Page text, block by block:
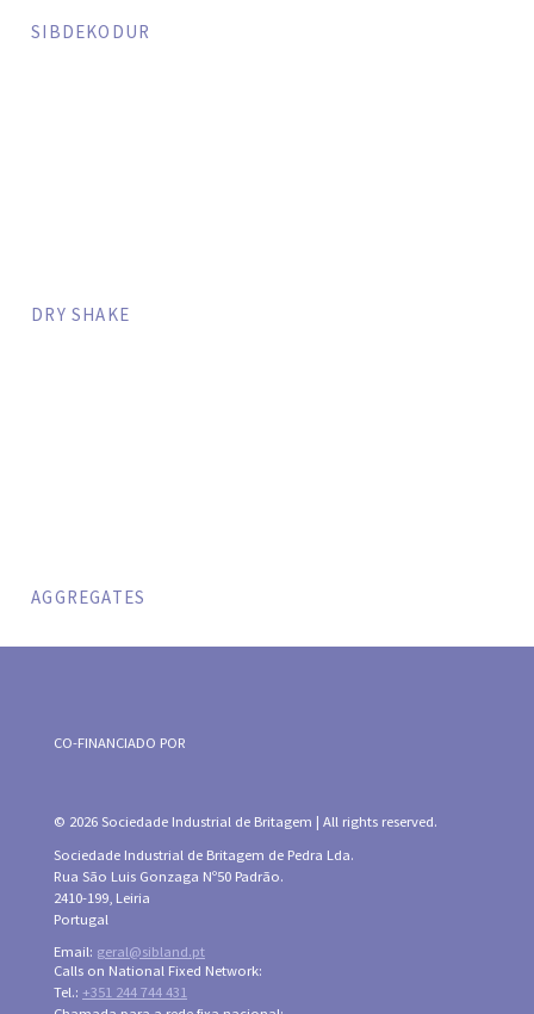
SIBDEKODUR
DRY SHAKE
AGGREGATES
CO-FINANCIADO POR
© 2026 Sociedade Industrial de Britagem | All rights reserved.
Sociedade Industrial de Britagem de Pedra Lda.
Rua São Luis Gonzaga Nº50 Padrão.
2410-199, Leiria
Portugal
Email: geral@sibland.pt
Calls on National Fixed Network:
Tel.: +351 244 744 431